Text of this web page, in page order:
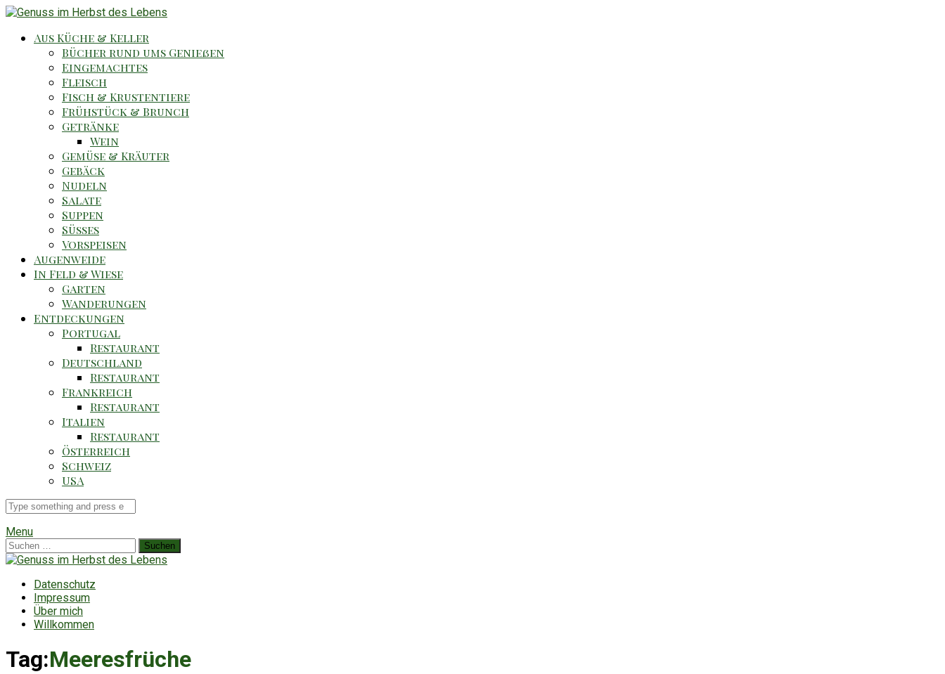
Aus Küche & Keller
Bücher rund ums Genießen
Eingemachtes
Fleisch
Fisch & Krustentiere
Frühstück & Brunch
Getränke
Wein
Gemüse & Kräuter
Gebäck
Nudeln
Salate
Suppen
Süsses
Vorspeisen
Augenweide
In Feld & Wiese
Garten
Wanderungen
Entdeckungen
Portugal
Restaurant
Deutschland
Restaurant
Frankreich
Restaurant
Italien
Restaurant
Österreich
Schweiz
USA
Suche
für
Menu
Suchen
nach:
Datenschutz
Impressum
Über mich
Willkommen
Tag:Meeresfrüche